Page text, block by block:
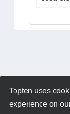
Topten uses
experience on